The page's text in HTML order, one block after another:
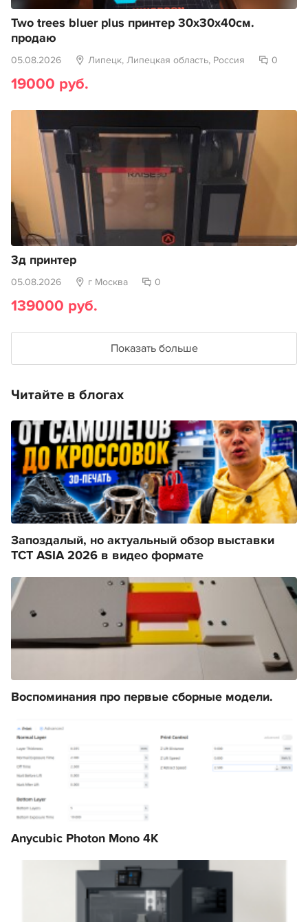
Two trees bluer plus принтер 30х30х40см.
продаю
05.08.2026 Липецк, Липецкая область, Россия 0
19000 руб.
3д принтер
05.08.2026 г Москва 0
139000 руб.
Показать больше
Читайте в блогах
Запоздалый, но актуальный обзор выставки
TCT ASIA 2026 в видео формате
Воспоминания про первые сборные модели.
Anycubic Photon Mono 4K